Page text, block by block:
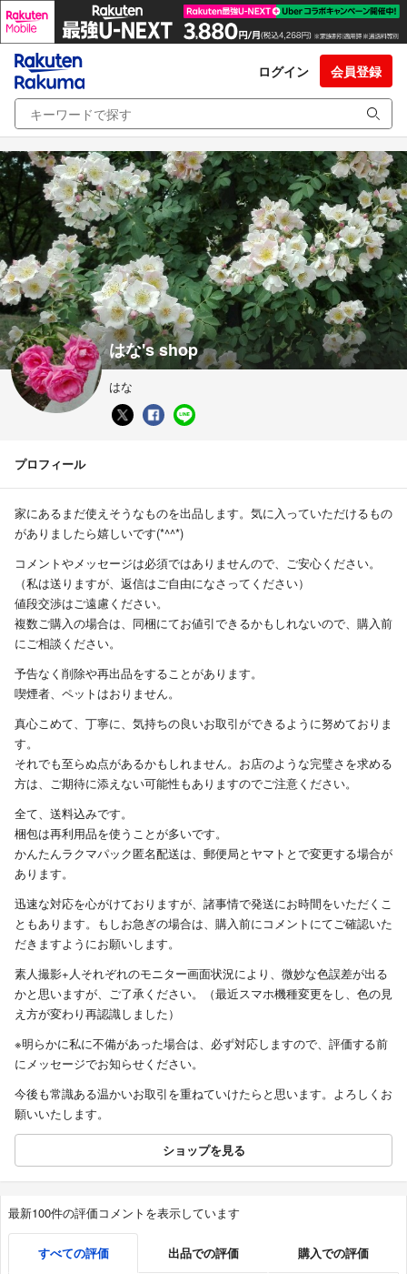
ログイン 会員登録
はな's shop
はな
プロフィール
家にあるまだ使えそうなものを出品します。気に入っていただけるもの
がありましたら嬉しいです(*^^*)
コメントやメッセージは必須ではありませんので、ご安心ください。
（私は送りますが、返信はご自由になさってください）
値段交渉はご遠慮ください。
複数ご購入の場合は、同梱にてお値引できるかもしれないので、購入前
にご相談ください。
予告なく削除や再出品をすることがあります。
喫煙者、ペットはおりません。
真心こめて、丁寧に、気持ちの良いお取引ができるように努めておりま
す。
それでも至らぬ点があるかもしれません。お店のような完璧さを求める
方は、ご期待に添えない可能性もありますのでご注意ください。
全て、送料込みです。
梱包は再利用品を使うことが多いです。
かんたんラクマパック匿名配送は、郵便局とヤマトとで変更する場合が
あります。
迅速な対応を心がけておりますが、諸事情で発送にお時間をいただくこ
ともあります。もしお急ぎの場合は、購入前にコメントにてご確認いた
だきますようにお願いします。
素人撮影+人それぞれのモニター画面状況により、微妙な色誤差が出る
かと思いますが、ご了承ください。（最近スマホ機種変更をし、色の見
え方が変わり再認識しました）
※明らかに私に不備があった場合は、必ず対応しますので、評価する前
にメッセージでお知らせください。
今後も常識ある温かいお取引を重ねていけたらと思います。よろしくお
願いいたします。
ショップを見る
最新100件の評価コメントを表示しています
すべての評価 出品での評価 購入での評価